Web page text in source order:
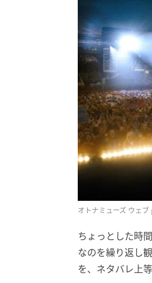
オトナミューズ ウェブ
ちょっとした時
なのを繰り返し
を、ネタバレ上